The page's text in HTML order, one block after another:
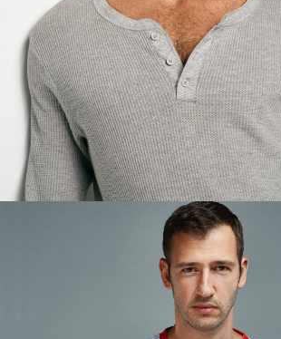
MAURICIO
BASKETBALL